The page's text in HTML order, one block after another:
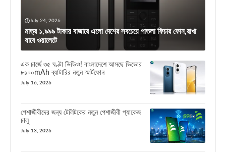
July 24, 2026
মাত্র ১,৯৯৯ টাকায় বাজারে এলো দেশের সবচেয়ে পাতলা ফিচার ফোন,রাখা
যাবে ওয়ালেটে
এক চার্জে ৩৫ ঘণ্টা ভিডিও! বাংলাদেশে আসছে ভিভোর
৮১০০mAh ব্যাটারির নতুন স্মার্টফোন
July 16, 2026
পেশাজীবীদের জন্য টেলিটকের নতুন পেশাজীবী প্যাকেজ
চালু
July 13, 2026